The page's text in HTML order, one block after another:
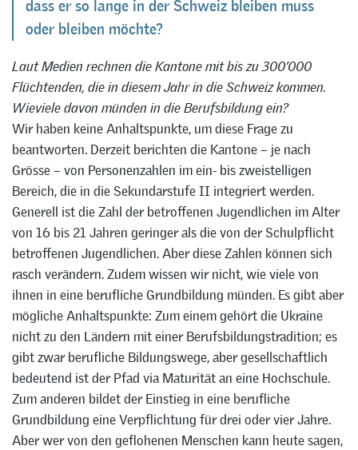
dass er so lange in der Schweiz bleiben muss
oder bleiben möchte?
Laut Medien rechnen die Kantone mit bis zu 300’000
Flüchtenden, die in diesem Jahr in die Schweiz kommen.
Wieviele davon münden in die Berufsbildung ein?
Wir haben keine Anhaltspunkte, um diese Frage zu
beantworten. Derzeit berichten die Kantone – je nach
Grösse – von Personenzahlen im ein- bis zweistelligen
Bereich, die in die Sekundarstufe II integriert werden.
Generell ist die Zahl der betroffenen Jugendlichen im Alter
von 16 bis 21 Jahren geringer als die von der Schulpflicht
betroffenen Jugendlichen. Aber diese Zahlen können sich
rasch verändern. Zudem wissen wir nicht, wie viele von
ihnen in eine berufliche Grundbildung münden. Es gibt aber
mögliche Anhaltspunkte: Zum einem gehört die Ukraine
nicht zu den Ländern mit einer Berufsbildungstradition; es
gibt zwar berufliche Bildungswege, aber gesellschaftlich
bedeutend ist der Pfad via Maturität an eine Hochschule.
Zum anderen bildet der Einstieg in eine berufliche
Grundbildung eine Verpflichtung für drei oder vier Jahre.
Aber wer von den geflohenen Menschen kann heute sagen,